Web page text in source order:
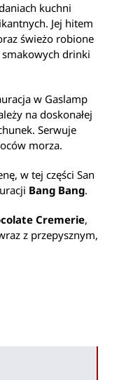
kuchni
Jej hitem
świeżo robione
drinki
w Gaslamp
na doskonałej
Serwuje
morza.
w tej części San
Bang Bang.
Cremerie,
z przepysznym,